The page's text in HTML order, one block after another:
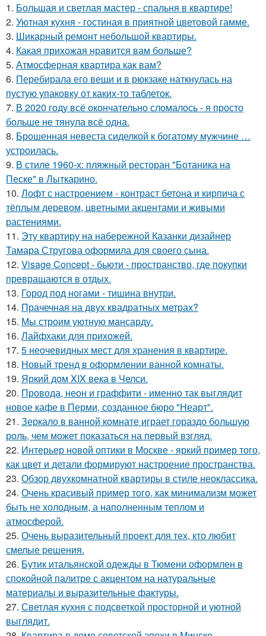
1. Большая и светлая мастер - спальня в квартире!
2. Уютная кухня - гостиная в приятной цветовой гамме.
3. Шикарный ремонт небольшой квартиры.
4. Какая прихожая нравится вам больше?
5. Атмосферная квартира как вам?
6. Перебирала его вещи и в рюкзаке наткнулась на
пустую упаковку от каких-то таблеток.
7. В 2020 году всё окончательно сломалось - я просто
больше не тянула всё одна.
8. Брошенная невеста сиделкой к богатому мужчине …
устроилась.
9. В стиле 1960-х: пляжный ресторан "Ботаника на
Песке" в Лыткарино.
10. Лофт с настроением - контраст бетона и кирпича с
тёплым деревом, цветными акцентами и живыми
растениями.
11. Эту квартиру на набережной Казанки дизайнер
Тамара Стругова оформила для своего сына.
12. Visage Concept - бьюти - пространство, где покупки
превращаются в отдых.
13. Город под ногами - тишина внутри.
14. Прачечная на двух квадратных метрах?
15. Мы строим уютную мансарду.
16. Лайфхаки для прихожей.
17. 5 неочевидных мест для хранения в квартире.
18. Новый тренд в оформлении ванной комнаты.
19. Яркий дом XIX века в Челси.
20. Провода, неон и граффити - именно так выглядит
новое кафе в Перми, созданное бюро "Неарт".
21. Зеркало в ванной комнате играет гораздо большую
роль, чем может показаться на первый взгляд.
22. Интерьер новой оптики в Москве - яркий пример того,
как цвет и детали формируют настроение пространства.
23. Обзор двухкомнатной квартиры в стиле неоклассика.
24. Очень красивый пример того, как минимализм может
быть не холодным, а наполненным теплом и
атмосферой.
25. Очень выразительный проект для тех, кто любит
смелые решения.
26. Бутик итальянской одежды в Тюмени оформлен в
спокойной палитре с акцентом на натуральные
материалы и выразительные фактуры.
27. Светлая кухня с подсветкой просторной и уютной
выглядит.